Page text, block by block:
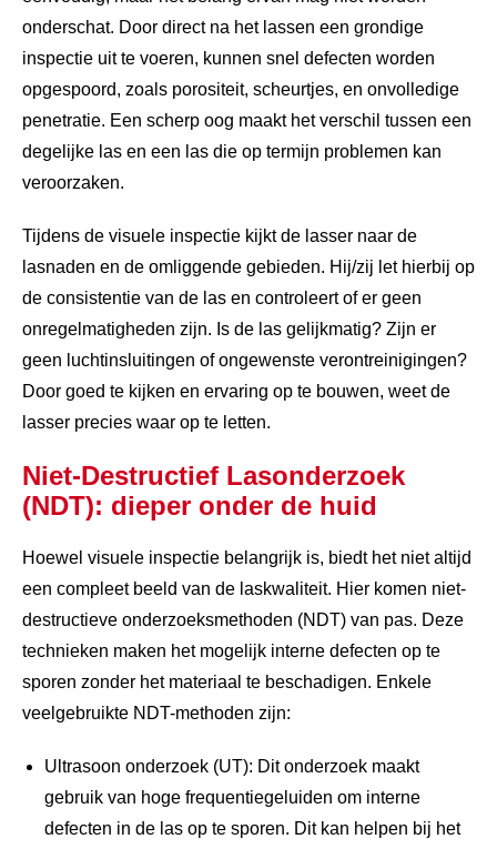
onderschat. Door direct na het lassen een grondige
inspectie uit te voeren, kunnen snel defecten worden
opgespoord, zoals porositeit, scheurtjes, en onvolledige
penetratie. Een scherp oog maakt het verschil tussen een
degelijke las en een las die op termijn problemen kan
veroorzaken.
Tijdens de visuele inspectie kijkt de lasser naar de
lasnaden en de omliggende gebieden. Hij/zij let hierbij op
de consistentie van de las en controleert of er geen
onregelmatigheden zijn. Is de las gelijkmatig? Zijn er
geen luchtinsluitingen of ongewenste verontreinigingen?
Door goed te kijken en ervaring op te bouwen, weet de
lasser precies waar op te letten.
Niet-Destructief Lasonderzoek
(NDT): dieper onder de huid
Hoewel visuele inspectie belangrijk is, biedt het niet altijd
een compleet beeld van de laskwaliteit. Hier komen niet-
destructieve onderzoeksmethoden (NDT) van pas. Deze
technieken maken het mogelijk interne defecten op te
sporen zonder het materiaal te beschadigen. Enkele
veelgebruikte NDT-methoden zijn:
Ultrasoon onderzoek (UT): Dit onderzoek maakt
gebruik van hoge frequentiegeluiden om interne
defecten in de las op te sporen. Dit kan helpen bij het